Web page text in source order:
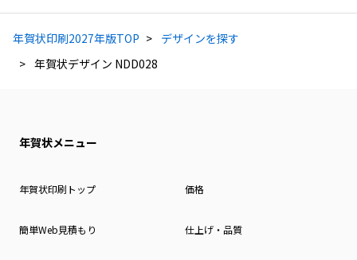
年賀状印刷2027年版TOP
デザインを探す
年賀状デザイン NDD028
年賀状メニュー
年賀状印刷トップ 価格
簡単Web見積もり 仕上げ・品質